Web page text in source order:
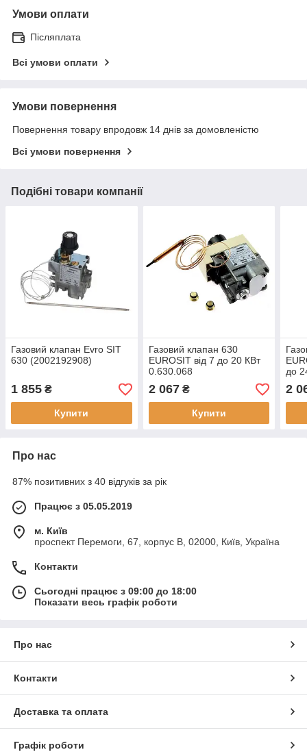
Умови оплати
Післяплата
Всі умови оплати
Умови повернення
Повернення товару впродовж 14 днів за домовленістю
Всі умови повернення
Подібні товари компанії
Газовий клапан Evro SIT
630 (2002192908)
1 855 ₴
Купити
Газовий клапан 630
EUROSIT від 7 до 20 КВт
0.630.068
2 067₴
Купити
до
2
Про нас
87% позитивних з 40 відгуків за рік
Працює з 05.05.2019
м. Київ
проспект Перемоги, 67, корпус В, 02000, Київ, Україна
Контакти
Сьогодні працює з 09:00 до 18:00
Показати весь графік роботи
Про нас
Контакти
Доставка та оплата
Графік роботи